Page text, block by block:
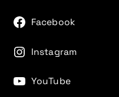
Facebook
Instagram
YouTube